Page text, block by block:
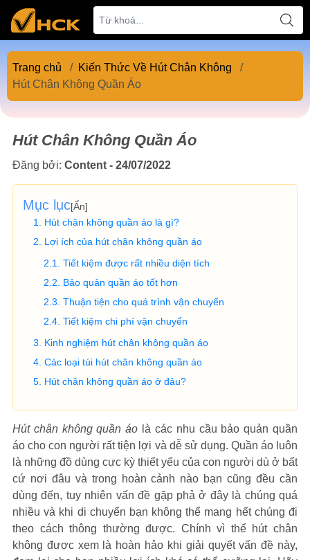
Trang chủ / Kiến Thức Về Hút Chân Không
/
Hút Chân Không Quần Áo
Hút Chân Không Quần Áo
Đăng bởi: Content - 24/07/2022
Mục lục[Ẩn]
Hút chân không quần áo là gì?
Lợi ích của hút chân không quần áo
Tiết kiệm được rất nhiều diện tích
Bảo quản quần áo tốt hơn
Thuận tiện cho quá trình vận chuyển
Tiết kiệm chi phí vận chuyển
Kinh nghiệm hút chân không quần áo
Các loại túi hút chân không quần áo
Hút chân không quần áo ở đâu?
Hút chân không quần áo là các nhu cầu bảo quản quần
áo cho con người rất tiện lợi và dễ sử dụng. Quần áo luôn
là những đồ dùng cực kỳ thiết yếu của con người dù ở bất
cứ nơi đâu và trong hoàn cảnh nào bạn cũng đều cần
dùng đến, tuy nhiên vấn đề gặp phả ở đây là chúng quá
nhiều và khi di chuyển bạn không thể mang hết chúng đi
theo cách thông thường được. Chính vì thế hút chân
không được xem là hoàn hảo khi giải quyết vấn đề này,